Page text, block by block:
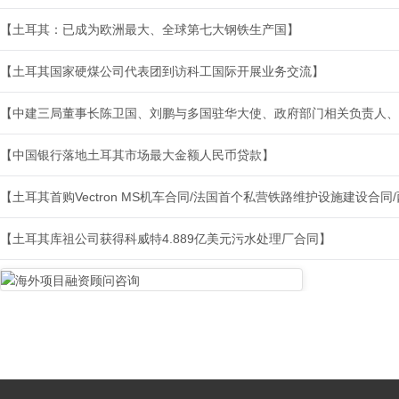
【土耳其：已成为欧洲最大、全球第七大钢铁生产国】
【土耳其国家硬煤公司代表团到访科工国际开展业务交流】
【中建三局董事长陈卫国、刘鹏与多国驻华大使、政府部门相关负责人
【中国银行落地土耳其市场最大金额人民币贷款】
【土耳其首购Vectron MS机车合同/法国首个私营铁路维护设施建设合
【土耳其库祖公司获得科威特4.889亿美元污水处理厂合同】